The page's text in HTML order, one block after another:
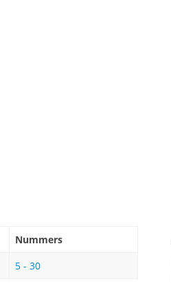
Nummers
5 - 30